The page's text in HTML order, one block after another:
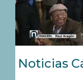
Noticias